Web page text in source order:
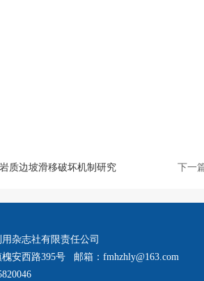
质边坡滑移破坏机制研究 下一
杂志社有限责任公司
安西路395号 邮箱：fmhzhly@163.com